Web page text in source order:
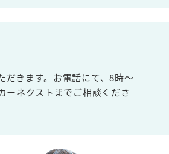
だきます。お電話にて、8時～
ーネクストまでご相談くださ